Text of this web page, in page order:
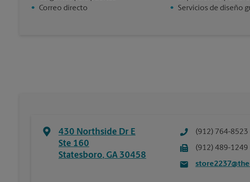
• Correo directo
•
Servicios de diseño
430 Northside Dr E
Ste 160
Statesboro, GA 30458
(912) 764-8523
(912) 489-1249